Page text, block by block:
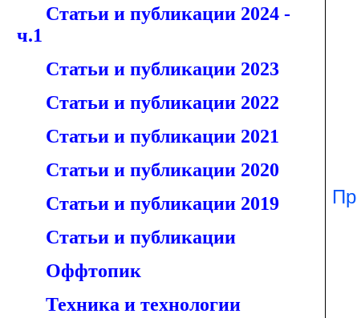
Статьи и публикации 2024 -
ч.1
Статьи и публикации 2023
Статьи и публикации 2022
Статьи и публикации 2021
Статьи и публикации 2020
Статьи и публикации 2019
Статьи и публикации
Оффтопик
Техника и технологии